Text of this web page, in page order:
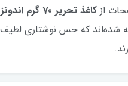
از
کاغذ تحریر 70
شده‌اند که حس نوشتاری لطیف